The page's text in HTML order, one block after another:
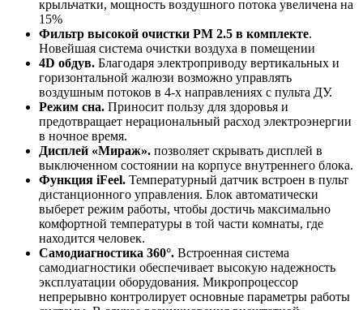
крыльчатки, мощность воздушного потока увеличена на
15%
Фильтр высокой очистки PM 2.5 в комплекте.
Новейшая система очистки воздуха в помещении
4D обдув. Благодаря электроприводу вертикальных и
горизонтальной жалюзи возможно управлять
воздушным потоков в 4-х направлениях с пульта ДУ.
Режим сна. Приносит пользу для здоровья и
предотвращает нерациональный расход электроэнергии
в ночное время.
Дисплей «Мираж». позволяет скрывать дисплей в
выключенном состоянии на корпусе внутреннего блока.
Функция iFeel. Температурный датчик встроен в пульт
дистанционного управления. Блок автоматически
выберет режим работы, чтобы достичь максимально
комфортной температуры в той части комнаты, где
находится человек.
Cамодиагностика 360°. Встроенная система
самодиагностики обеспечивает высокую надежность
эксплуатации оборудования. Микропроцессор
непрерывно контролирует основные параметры работы